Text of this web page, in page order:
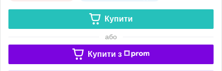
Купити
або
Купити з